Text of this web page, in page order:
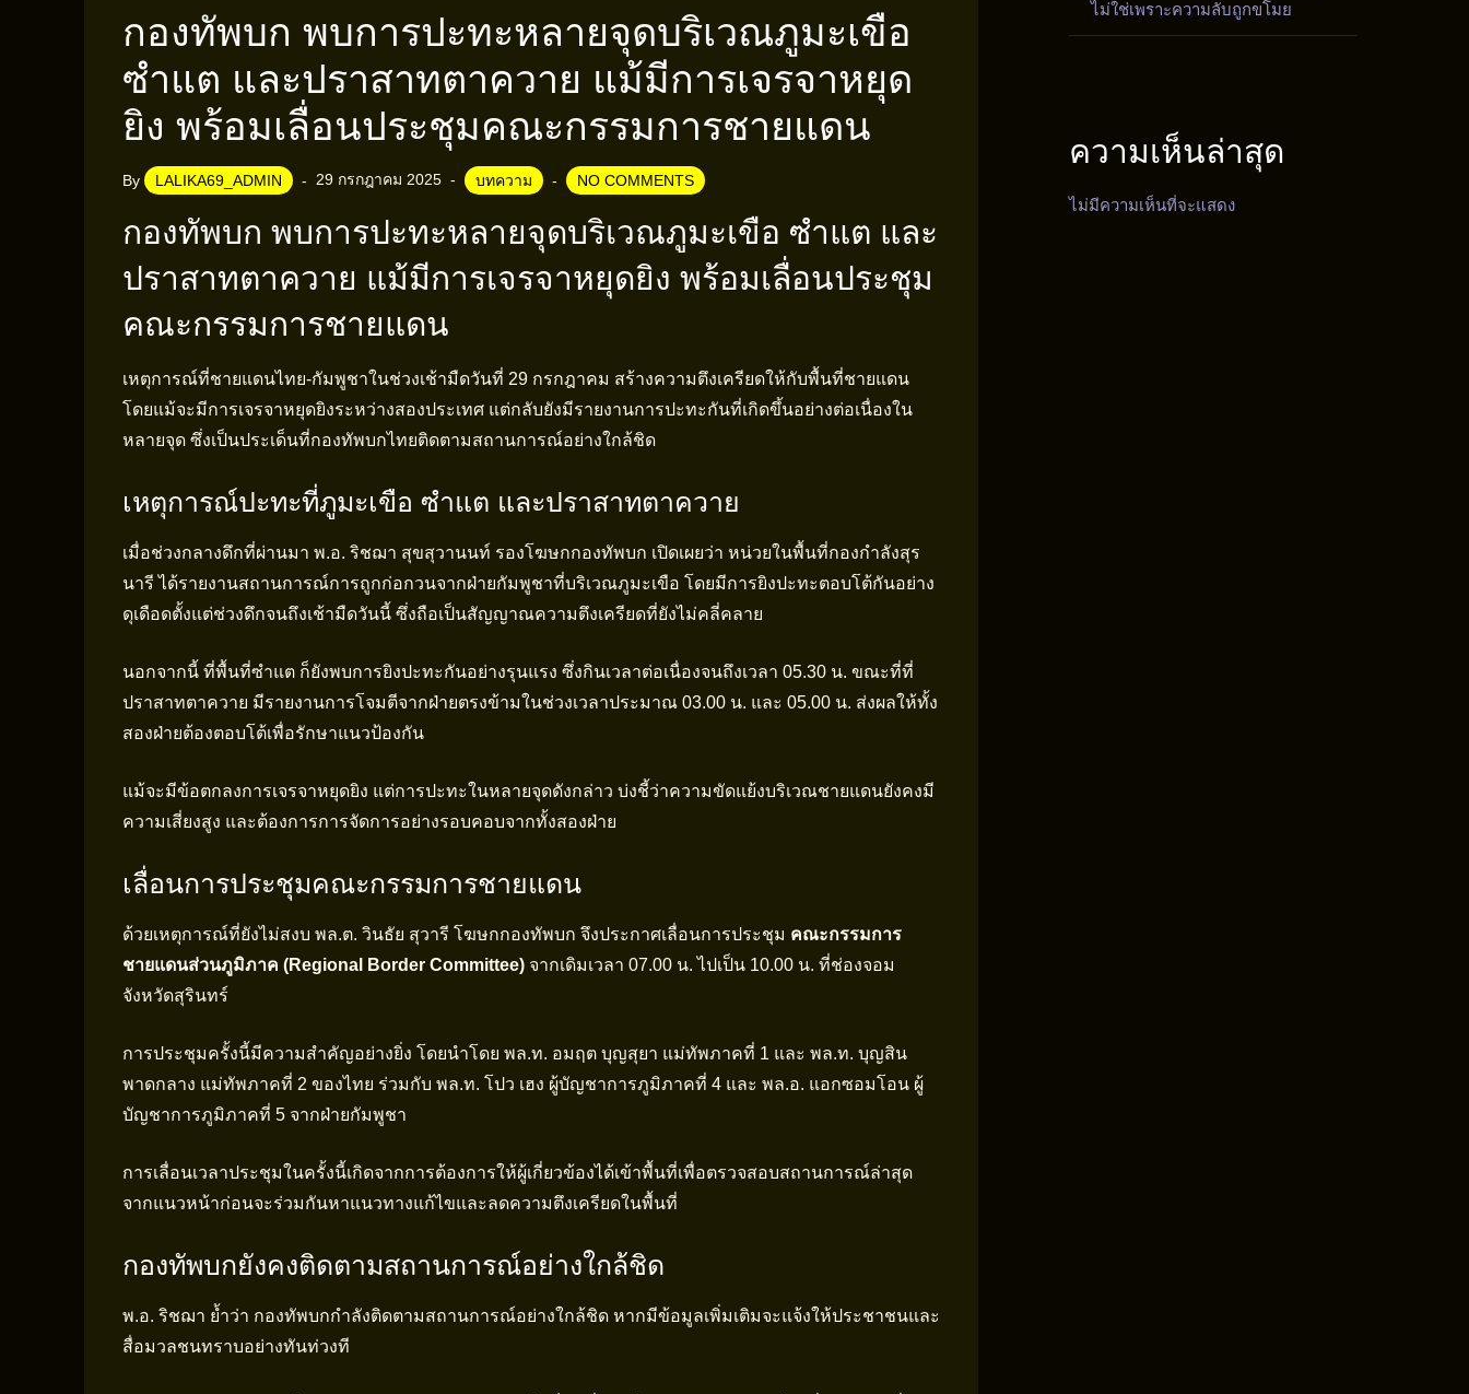
กองทัพบก พบการปะทะหลายจุดบริเวณภูมะเขือ
ซำแต และปราสาทตาควาย แม้มีการเจรจาหยุด
ยิง พร้อมเลื่อนประชุมคณะกรรมการชายแดน
By LALIKA69_ADMIN 29 กรกฎาคม 2025 บทความ NO COMMENTS
กองทัพบก พบการปะทะหลายจุดบริเวณภูมะเขือ ซำแต และ
ปราสาทตาควาย แม้มีการเจรจาหยุดยิง พร้อมเลื่อนประชุม
คณะกรรมการชายแดน
เหตุการณ์ที่ชายแดนไทย-กัมพูชาในช่วงเช้ามืดวันที่ 29 กรกฎาคม สร้างความตึงเครียดให้กับพื้นที่ชายแดน
โดยแม้จะมีการเจรจาหยุดยิงระหว่างสองประเทศ แต่กลับยังมีรายงานการปะทะกันที่เกิดขึ้นอย่างต่อเนื่องใน
หลายจุด ซึ่งเป็นประเด็นที่กองทัพบกไทยติดตามสถานการณ์อย่างใกล้ชิด
เหตุการณ์ปะทะที่ภูมะเขือ ซำแต และปราสาทตาควาย
เมื่อช่วงกลางดึกที่ผ่านมา พ.อ. ริชฌา สุขสุวานนท์ รองโฆษกกองทัพบก เปิดเผยว่า หน่วยในพื้นที่กองกำลังสุร
นารี ได้รายงานสถานการณ์การถูกก่อกวนจากฝ่ายกัมพูชาที่บริเวณภูมะเขือ โดยมีการยิงปะทะตอบโต้กันอย่าง
ดุเดือดตั้งแต่ช่วงดึกจนถึงเช้ามืดวันนี้ ซึ่งถือเป็นสัญญาณความตึงเครียดที่ยังไม่คลี่คลาย
นอกจากนี้ ที่พื้นที่ซำแต ก็ยังพบการยิงปะทะกันอย่างรุนแรง ซึ่งกินเวลาต่อเนื่องจนถึงเวลา 05.30 น. ขณะที่ที่
ปราสาทตาควาย มีรายงานการโจมตีจากฝ่ายตรงข้ามในช่วงเวลาประมาณ 03.00 น. และ 05.00 น. ส่งผลให้ทั้ง
สองฝ่ายต้องตอบโต้เพื่อรักษาแนวป้องกัน
แม้จะมีข้อตกลงการเจรจาหยุดยิง แต่การปะทะในหลายจุดดังกล่าว บ่งชี้ว่าความขัดแย้งบริเวณชายแดนยังคงมี
ความเสี่ยงสูง และต้องการการจัดการอย่างรอบคอบจากทั้งสองฝ่าย
เลื่อนการประชุมคณะกรรมการชายแดน
ด้วยเหตุการณ์ที่ยังไม่สงบ พล.ต. วินธัย สุวารี โฆษกกองทัพบก จึงประกาศเลื่อนการประชุม คณะกรรมการ
ชายแดนส่วนภูมิภาค (Regional Border Committee) จากเดิมเวลา 07.00 น. ไปเป็น 10.00 น. ที่ช่องจอม
จังหวัดสุรินทร์
การประชุมครั้งนี้มีความสำคัญอย่างยิ่ง โดยนำโดย พล.ท. อมฤต บุญสุยา แม่ทัพภาคที่ 1 และ พล.ท. บุญสิน
พาดกลาง แม่ทัพภาคที่ 2 ของไทย ร่วมกับ พล.ท. โปว เฮง ผู้บัญชาการภูมิภาคที่ 4 และ พล.อ. แอกซอมโอน ผู้
บัญชาการภูมิภาคที่ 5 จากฝ่ายกัมพูชา
การเลื่อนเวลาประชุมในครั้งนี้เกิดจากการต้องการให้ผู้เกี่ยวข้องได้เข้าพื้นที่เพื่อตรวจสอบสถานการณ์ล่าสุด
จากแนวหน้าก่อนจะร่วมกันหาแนวทางแก้ไขและลดความตึงเครียดในพื้นที่
กองทัพบกยังคงติดตามสถานการณ์อย่างใกล้ชิด
พ.อ. ริชฌา ย้ำว่า กองทัพบกกำลังติดตามสถานการณ์อย่างใกล้ชิด หากมีข้อมูลเพิ่มเติมจะแจ้งให้ประชาชนและ
สื่อมวลชนทราบอย่างทันท่วงที
ไม่ใช่เพราะความลับถูกขโมย
ความเห็นล่าสุด
ไม่มีความเห็นที่จะแสดง